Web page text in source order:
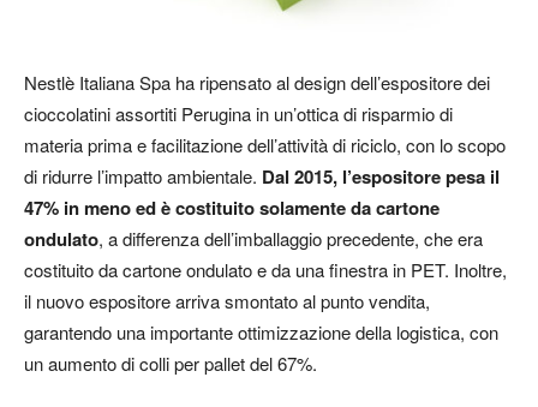
Nestlè Italiana Spa ha ripensato al design dell’espositore dei
cioccolatini assortiti Perugina in un’ottica di risparmio di
materia prima e facilitazione dell’attività di riciclo, con lo scopo
di ridurre l’impatto ambientale. Dal 2015, l’espositore pesa il
47% in meno ed è costituito solamente da cartone
ondulato, a differenza dell’imballaggio precedente, che era
costituito da cartone ondulato e da una finestra in PET. Inoltre,
il nuovo espositore arriva smontato al punto vendita,
garantendo una importante ottimizzazione della logistica, con
un aumento di colli per pallet del 67%.